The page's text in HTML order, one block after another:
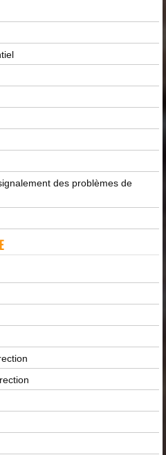
des problèmes de